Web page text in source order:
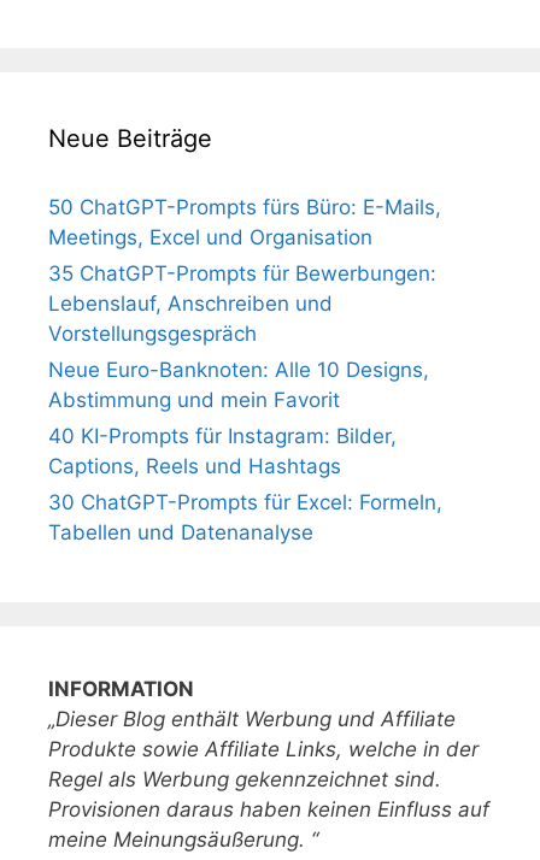
Neue Beiträge
50 ChatGPT-Prompts fürs Büro: E-Mails,
Meetings, Excel und Organisation
35 ChatGPT-Prompts für Bewerbungen:
Lebenslauf, Anschreiben und
Vorstellungsgespräch
Neue Euro-Banknoten: Alle 10 Designs,
Abstimmung und mein Favorit
40 KI-Prompts für Instagram: Bilder,
Captions, Reels und Hashtags
30 ChatGPT-Prompts für Excel: Formeln,
Tabellen und Datenanalyse
INFORMATION
„Dieser Blog enthält Werbung und Affiliate
Produkte sowie Affiliate Links, welche in der
Regel als Werbung gekennzeichnet sind.
Provisionen daraus haben keinen Einfluss auf
meine Meinungsäußerung. “